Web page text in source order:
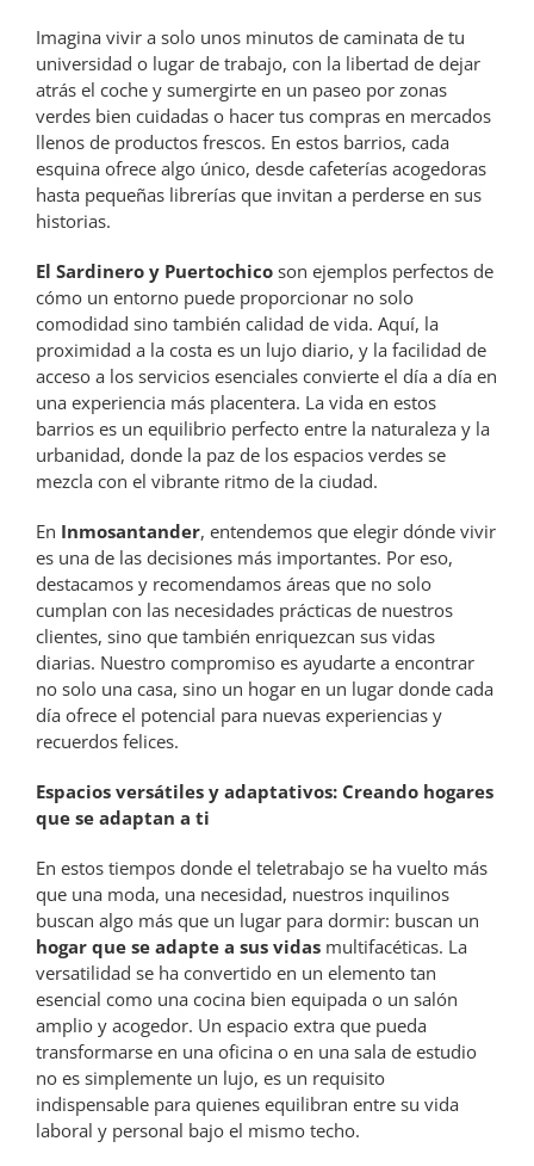
Imagina vivir a solo unos minutos de caminata de tu
universidad o lugar de trabajo, con la libertad de dejar
atrás el coche y sumergirte en un paseo por zonas
verdes bien cuidadas o hacer tus compras en mercados
llenos de productos frescos. En estos barrios, cada
esquina ofrece algo único, desde cafeterías acogedoras
hasta pequeñas librerías que invitan a perderse en sus
historias.
El Sardinero y Puertochico son ejemplos perfectos de
cómo un entorno puede proporcionar no solo
comodidad sino también calidad de vida. Aquí, la
proximidad a la costa es un lujo diario, y la facilidad de
acceso a los servicios esenciales convierte el día a día en
una experiencia más placentera. La vida en estos
barrios es un equilibrio perfecto entre la naturaleza y la
urbanidad, donde la paz de los espacios verdes se
mezcla con el vibrante ritmo de la ciudad.
En Inmosantander, entendemos que elegir dónde vivir
es una de las decisiones más importantes. Por eso,
destacamos y recomendamos áreas que no solo
cumplan con las necesidades prácticas de nuestros
clientes, sino que también enriquezcan sus vidas
diarias. Nuestro compromiso es ayudarte a encontrar
no solo una casa, sino un hogar en un lugar donde cada
día ofrece el potencial para nuevas experiencias y
recuerdos felices.
Espacios versátiles y adaptativos: Creando hogares
que se adaptan a ti
En estos tiempos donde el teletrabajo se ha vuelto más
que una moda, una necesidad, nuestros inquilinos
buscan algo más que un lugar para dormir: buscan un
hogar que se adapte a sus vidas multifacéticas. La
versatilidad se ha convertido en un elemento tan
esencial como una cocina bien equipada o un salón
amplio y acogedor. Un espacio extra que pueda
transformarse en una oficina o en una sala de estudio
no es simplemente un lujo, es un requisito
indispensable para quienes equilibran entre su vida
laboral y personal bajo el mismo techo.